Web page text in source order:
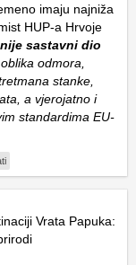
imaju najniža
HUP-a Hrvoje
sastavni dio
odmora,
stanke,
a vjerojatno i
standardima EU-
Vrata Papuka: